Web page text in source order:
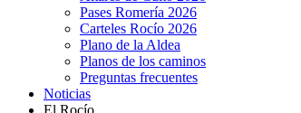
Pases Romería 2026
Carteles Rocío 2026
Plano de la Aldea
Planos de los caminos
Preguntas frecuentes
Noticias
El Rocío